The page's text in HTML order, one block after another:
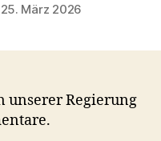
25. März 2026
unserer Regierung